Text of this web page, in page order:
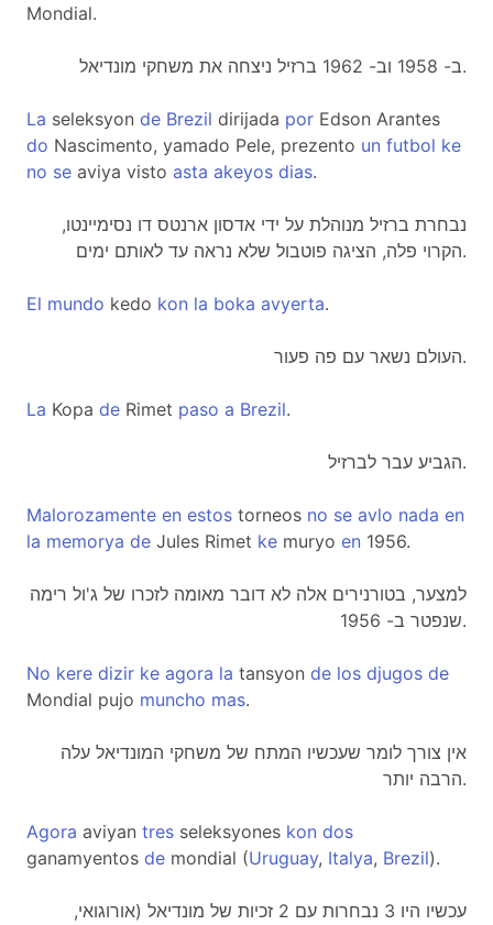
Mondial.
ב- 1958 וב- 1962 ברזיל ניצחה את משחקי מונדיאל.
La seleksyon de Brezil dirijada por Edson Arantes
do Nascimento, yamado Pele, prezento un futbol ke
no se aviya visto asta akeyos dias.
נבחרת ברזיל מנוהלת על ידי אדסון ארנטס דו נסימיינטו,
הקרוי פלה, הציגה פוטבול שלא נראה עד לאותם ימים.
El mundo kedo kon la boka avyerta.
העולם נשאר עם פה פעור.
La Kopa de Rimet paso a Brezil.
הגביע עבר לברזיל.
Malorozamente en estos torneos no se avlo nada en
la memorya de Jules Rimet ke muryo en 1956.
למצער, בטורנירים אלה לא דובר מאומה לזכרו של ג'ול רימה
שנפטר ב- 1956.
No kere dizir ke agora la tansyon de los djugos de
Mondial pujo muncho mas.
אין צורך לומר שעכשיו המתח של משחקי המונדיאל עלה
הרבה יותר.
Agora aviyan tres seleksyones kon dos
ganamyentos de mondial (Uruguay, Italya, Brezil).
עכשיו היו 3 נבחרות עם 2 זכיות של מונדיאל (אורוגואי,